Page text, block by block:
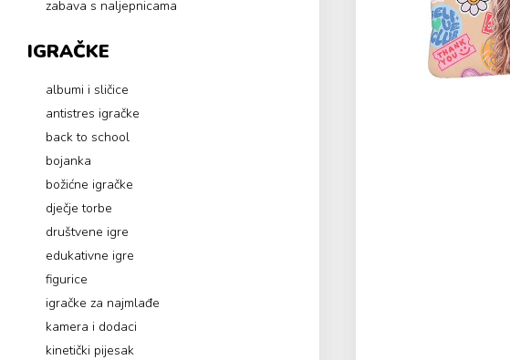
zabava s naljepnicama
IGRAČKE
albumi i sličice
antistres igračke
back to school
bojanka
božićne igračke
dječje torbe
društvene igre
edukativne igre
figurice
igračke za najmlađe
kamera i dodaci
kinetički pijesak